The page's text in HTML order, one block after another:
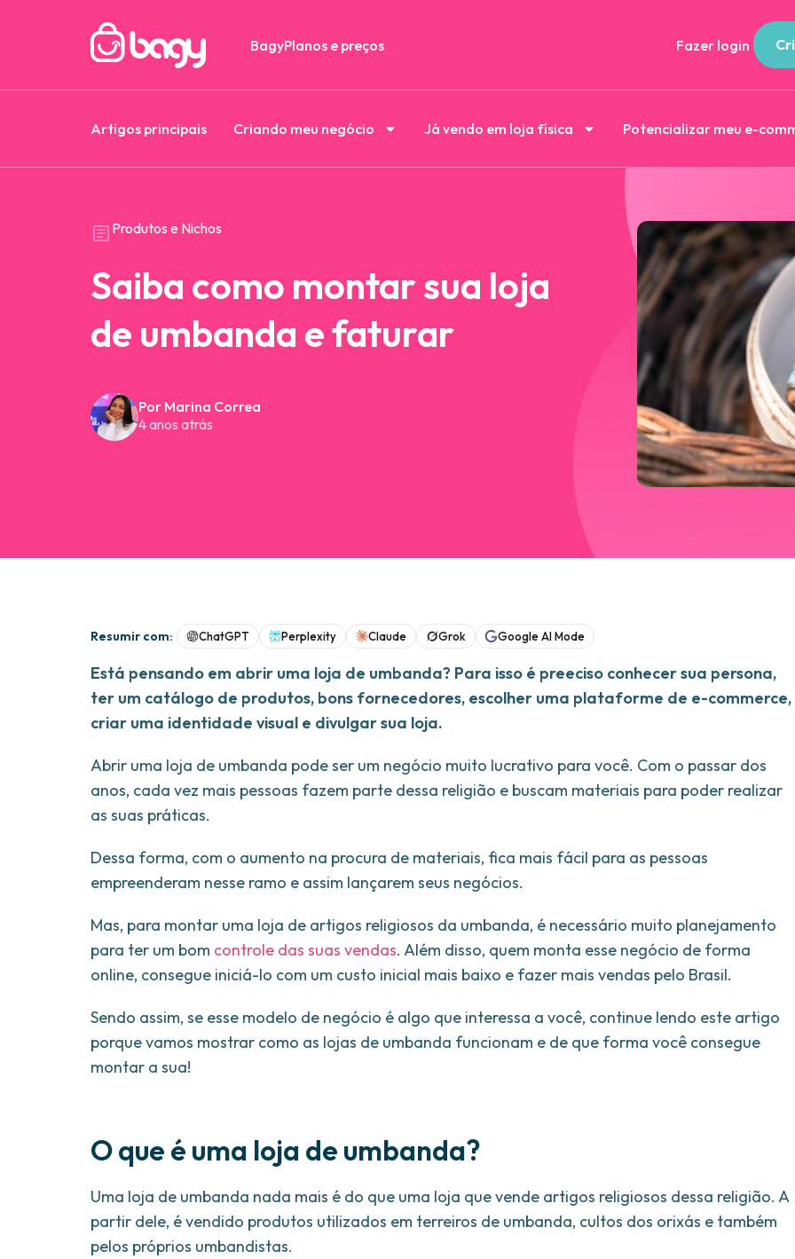
BagyPlanos e preços Fazer login
Artigos principais Criando meu negócio Já vendo em loja física Potencializar meu e-
Produtos e Nichos
Saiba como montar sua loja
de umbanda e faturar
Por Marina Correa
4 anos atrás
Resumir com: ChatGPT Perplexity Claude Grok Google AI Mode
Está pensando em abrir uma loja de umbanda? Para isso é preeciso conhecer sua persona,
ter um catálogo de produtos, bons fornecedores, escolher uma plataforme de e-commerce,
criar uma identidade visual e divulgar sua loja.
Abrir uma loja de umbanda pode ser um negócio muito lucrativo para você. Com o passar dos
anos, cada vez mais pessoas fazem parte dessa religião e buscam materiais para poder realizar
as suas práticas.
Dessa forma, com o aumento na procura de materiais, fica mais fácil para as pessoas
empreenderam nesse ramo e assim lançarem seus negócios.
Mas, para montar uma loja de artigos religiosos da umbanda, é necessário muito planejamento
para ter um bom controle das suas vendas. Além disso, quem monta esse negócio de forma
online, consegue iniciá-lo com um custo inicial mais baixo e fazer mais vendas pelo Brasil.
Sendo assim, se esse modelo de negócio é algo que interessa a você, continue lendo este artigo
porque vamos mostrar como as lojas de umbanda funcionam e de que forma você consegue
montar a sua!
O que é uma loja de umbanda?
Uma loja de umbanda nada mais é do que uma loja que vende artigos religiosos dessa religião. A
partir dele, é vendido produtos utilizados em terreiros de umbanda, cultos dos orixás e também
pelos próprios umbandistas.